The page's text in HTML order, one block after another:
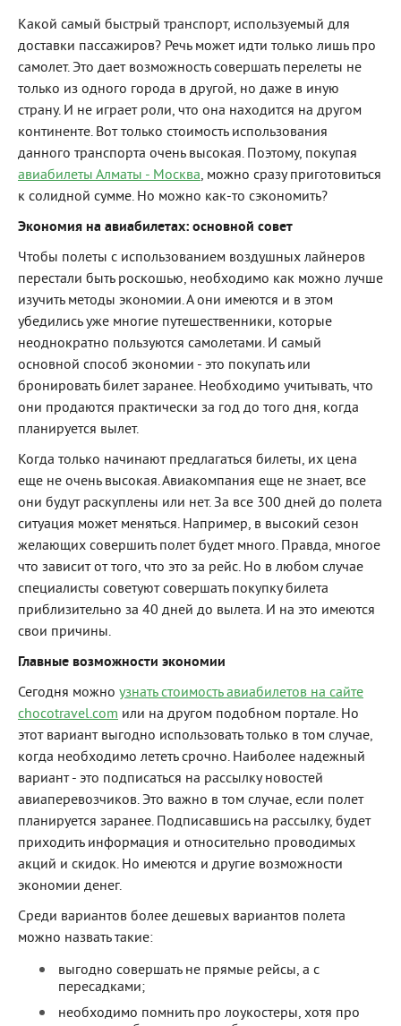
Какой самый быстрый транспорт, используемый для
доставки пассажиров? Речь может идти только лишь про
самолет. Это дает возможность совершать перелеты не
только из одного города в другой, но даже в иную
страну. И не играет роли, что она находится на другом
континенте. Вот только стоимость использования
данного транспорта очень высокая. Поэтому, покупая
авиабилеты Алматы - Москва, можно сразу приготовиться
к солидной сумме. Но можно как-то сэкономить?
Экономия на авиабилетах: основной совет
Чтобы полеты с использованием воздушных лайнеров
перестали быть роскошью, необходимо как можно лучше
изучить методы экономии. А они имеются и в этом
убедились уже многие путешественники, которые
неоднократно пользуются самолетами. И самый
основной способ экономии - это покупать или
бронировать билет заранее. Необходимо учитывать, что
они продаются практически за год до того дня, когда
планируется вылет.
Когда только начинают предлагаться билеты, их цена
еще не очень высокая. Авиакомпания еще не знает, все
они будут раскуплены или нет. За все 300 дней до полета
ситуация может меняться. Например, в высокий сезон
желающих совершить полет будет много. Правда, многое
что зависит от того, что это за рейс. Но в любом случае
специалисты советуют совершать покупку билета
приблизительно за 40 дней до вылета. И на это имеются
свои причины.
Главные возможности экономии
Сегодня можно узнать стоимость авиабилетов на сайте
chocotravel.com или на другом подобном портале. Но
этот вариант выгодно использовать только в том случае,
когда необходимо лететь срочно. Наиболее надежный
вариант - это подписаться на рассылку новостей
авиаперевозчиков. Это важно в том случае, если полет
планируется заранее. Подписавшись на рассылку, будет
приходить информация и относительно проводимых
акций и скидок. Но имеются и другие возможности
экономии денег.
Среди вариантов более дешевых вариантов полета
можно назвать такие:
выгодно совершать не прямые рейсы, а с
пересадками;
необходимо помнить про лоукостеры, хотя про